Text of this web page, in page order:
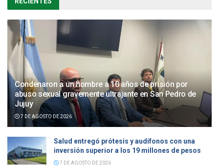
Condenaron a un hombre a 10 años de prisión por
abuso sexual gravemente ultrajante en San Pedro de
Jujuy
7 DE AGOSTO DE 2026
Salud entregó prótesis y audífonos con una
inversión superior a los 19 millones de pesos
7 DE AGOSTO DE 2026